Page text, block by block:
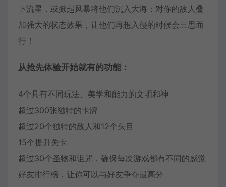
下流星，或掀起风暴将他们沉入大海；对你的敌人叠
加强大的状态效果，让他们再想入侵的时候会三思而
行！
从抢先体验开始就有的功能：
4个具有不同玩法、美学和能力的文明和神
超过300张独特的卡牌
超过20个独特的敌人和12个头目
15个提升关卡
超过30个圣物和诅咒，确保每次游戏都有不同的感觉
好友排行榜，让你可以与好友争夺最高分